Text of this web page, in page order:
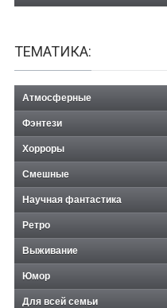
ТЕМАТИКА:
Атмосферные
Фэнтези
Хорроры
Смешные
Научная фантастика
Ретро
Выживание
Юмор
Для всей семьи